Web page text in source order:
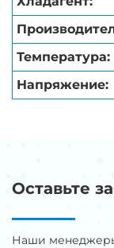
Температура:
Напряжение:
Оставьте
Наши